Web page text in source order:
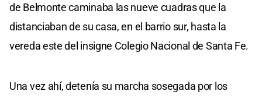
de Belmonte caminaba las nueve cuadras que la
distanciaban de su casa, en el barrio sur, hasta la
vereda este del insigne Colegio Nacional de Santa Fe.
Una vez ahí, detenía su marcha sosegada por los